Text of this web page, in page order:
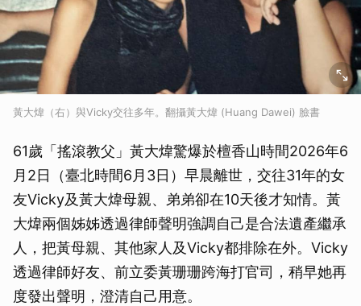
黃大煒（右）與Vicky交往多年。翻攝黃大煒 (Huang Dawei) 臉書
61歲「搖滾教父」黃大煒驚爆於檀香山時間2026年6
月2日（臺北時間6月3日）早晨離世，交往31年的女
友Vicky及黃大煒母親、弟弟卻在10天後才知情。黃
大煒兩個姊姊透過律師聲明強調自己是合法遺產繼承
人，把黃母親、其他家人及Vicky都排除在外。Vicky
透過律師好友、前立委黃珊珊跨海打官司，稍早她再
度發出聲明，澄清自己用意。